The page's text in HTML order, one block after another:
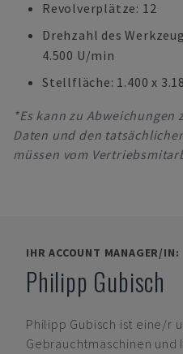
Revolverplätze: 12
Drehzahl des
4.500 U/min
Stellfläche: 1.400 x
*Es kann zu Abweichungen
Daten und den
müssen vom
IHR ACCOUNT MANAGER/IN:
Philipp Gubisch
Philipp Gubisch ist eine/r
Gebrauchtmaschinen und